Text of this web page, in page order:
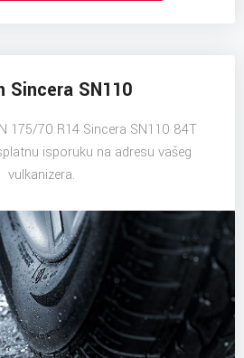
Sincera SN110
175/70 R14 Sincera SN110 84T
isporuku na adresu vašeg
vulkanizera.